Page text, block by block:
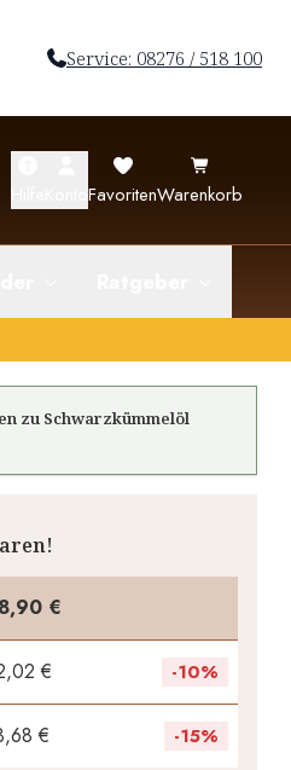
Service: 08276 / 518 100
FavoritenWarenkorb
zu Schwarzkümmelöl
€
€ -10%
€ -15%